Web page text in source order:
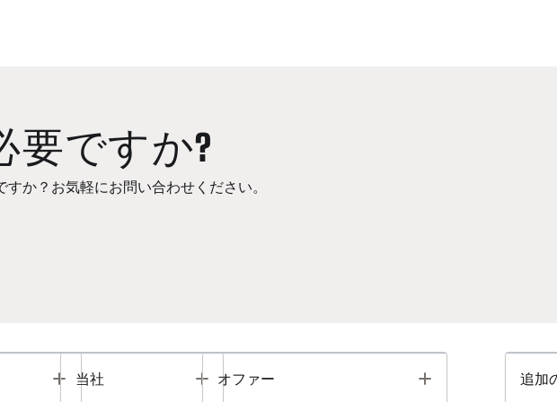
要ですか?
か？お気軽にお問い合わせください。
Toggle
当社 Toggle
オファー Toggle 追加